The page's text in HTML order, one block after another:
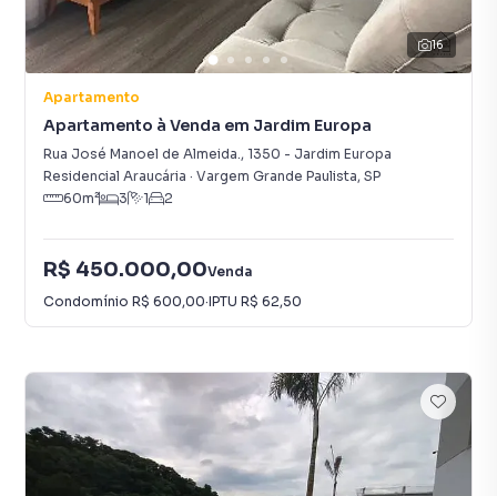
16
Apartamento
Apartamento à Venda em Jardim Europa
Rua José Manoel de Almeida., 1350 - Jardim Europa
Residencial Araucária · Vargem Grande Paulista, SP
60m² 3 1 2
R$ 450.000,00Venda
Condomínio R$ 600,00·IPTU R$ 62,50